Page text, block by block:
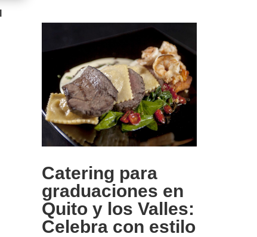
Catering para
graduaciones en
Quito y los Valles:
Celebra con estilo